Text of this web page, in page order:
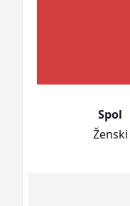
Spol
Ženski